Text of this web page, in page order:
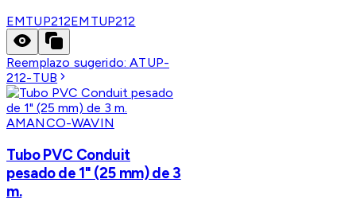
EMTUP212EMTUP212
Reemplazo sugerido:ATUP-
212-TUB
AMANCO-WAVIN
Tubo PVC Conduit
pesado de 1" (25 mm) de 3
m.